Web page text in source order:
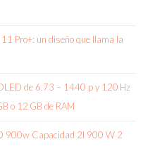
Pro+: un diseño que llama la
de 6.73 – 1440 p y 120 Hz
o 12 GB de RAM
900w Capacidad 2l 900 W 2